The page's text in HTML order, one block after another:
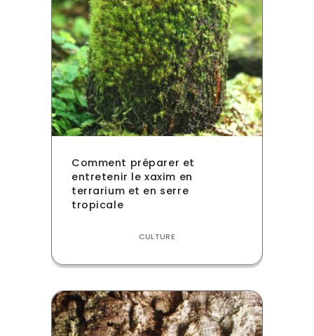
Comment préparer et
entretenir le xaxim en
terrarium et en serre
tropicale
CULTURE